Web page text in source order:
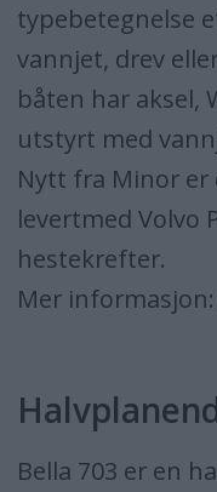
typebetegnelse
vannjet, drev
båten har aksel,
utstyrt med
Nytt fra Minor er
levertmed Volvo
hestekrefter.
Mer informasjon:
Bella 703 er en